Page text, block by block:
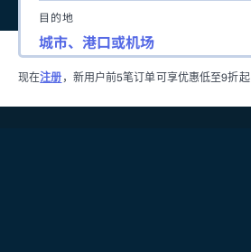
目的地
现在注册 ，新用户前5笔订单可享优惠低至9折起